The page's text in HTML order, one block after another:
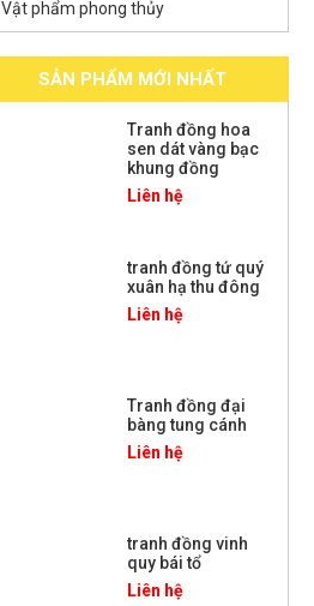
Vật phẩm phong thủy
SẢN PHẨM MỚI NHẤT
Tranh đồng hoa
sen dát vàng bạc
khung đồng
Liên hệ
tranh đồng tứ quý
xuân hạ thu đông
Liên hệ
Tranh đồng đại
bàng tung cánh
Liên hệ
tranh đồng vinh
quy bái tổ
Liên hệ